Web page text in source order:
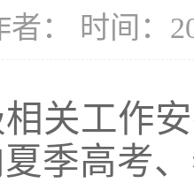
者： 时间：
关工作
季高考